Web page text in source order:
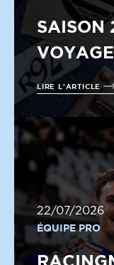
SAISON
LIRE L'ARTICLE
22/07/2026
ÉQUIPE PRO